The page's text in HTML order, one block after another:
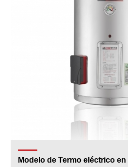
Modelo de Termo eléctrico